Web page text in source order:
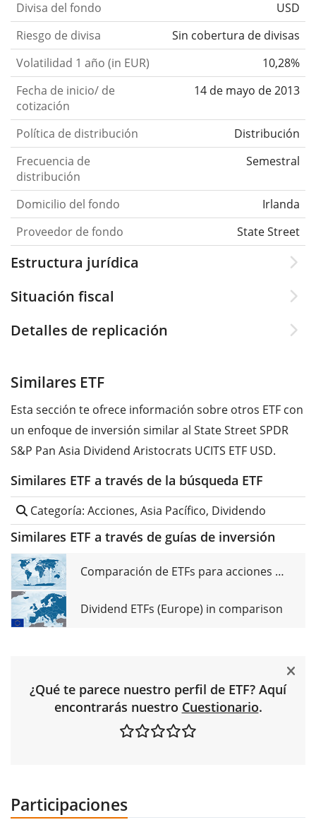
Divisa del fondo
USD
Riesgo de divisa
Sin cobertura de divisas
Volatilidad 1 año (in EUR)
10,28%
Fecha de inicio/ de
cotización
14 de mayo de 2013
Política de distribución
Distribución
Frecuencia de
distribución
Semestral
Domicilio del fondo
Irlanda
Proveedor de fondo
State Street
Estructura jurídica
Situación fiscal
Detalles de replicación
Similares ETF
Esta sección te ofrece información sobre otros ETF con
un enfoque de inversión similar al State Street SPDR
S&P Pan Asia Dividend Aristocrats UCITS ETF USD.
Similares ETF a través de la búsqueda ETF
Categoría: Acciones, Asia Pacífico, Dividendo
Similares ETF a través de guías de inversión
Comparación de ETFs para acciones de dividendos globales
Dividend ETFs (Europe) in comparison
¿Qué te parece nuestro perfil de ETF? Aquí
encontrarás nuestro Cuestionario.
Participaciones